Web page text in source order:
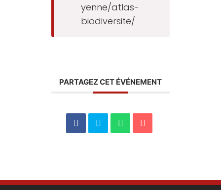
yenne/atlas-
biodiversite/
PARTAGEZ CET ÉVÉNEMENT